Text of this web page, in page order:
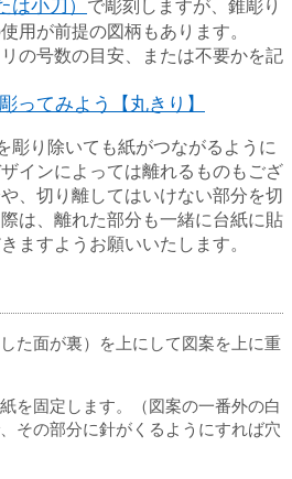
小刀） で彫刻しますが、錐彫り
用が前提の図柄もあります。
の号数の目安、または不要かを記
ってみよう【丸きり】
彫り除いても紙がつながるように
インによっては離れるものもござ
、切り離してはいけない部分を切
は、離れた部分も一緒に台紙に貼
ますようお願いいたします。
た面が裏）を上にして図案を上に重
を固定します。（図案の一番外の白
その部分に針がくるようにすれば穴